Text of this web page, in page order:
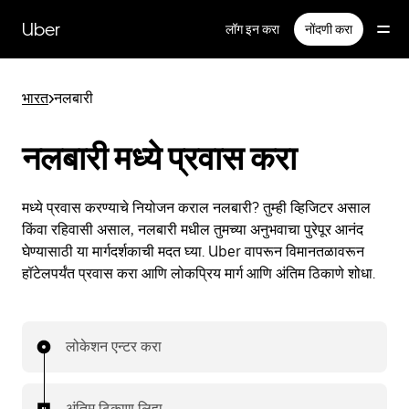
सामग्रीवरUber लॉग इन करा नोंदणी करा
भारत>नलबारी
नलबारी मध्ये प्रवास करा
मध्ये प्रवास करण्याचे नियोजन कराल नलबारी? तुम्ही व्हिजिटर असाल
किंवा रहिवासी असाल, नलबारी मधील तुमच्या अनुभवाचा पुरेपूर आनंद
घेण्यासाठी या मार्गदर्शकाची मदत घ्या. Uber वापरून विमानतळावरून
हॉटेलपर्यंत प्रवास करा आणि लोकप्रिय मार्ग आणि अंतिम ठिकाणे शोधा.
लोकेशन एन्टर करा